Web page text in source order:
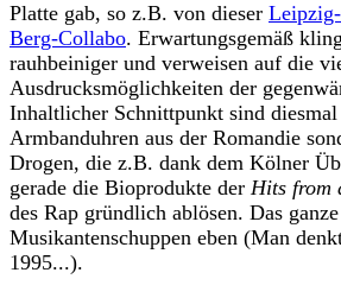
Platte gab, so z.B. von dieser
Berg-Collabo. Erwartungsgemäß
rauhbeiniger und verweisen auf die
Ausdrucksmöglichkeiten der
Inhaltlicher Schnittpunkt sind
Armbanduhren aus der Romandie
Drogen, die z.B. dank dem Kölner
gerade die Bioprodukte der Hits from
des Rap gründlich ablösen. Das
Musikantenschuppen eben (Man
1995...).